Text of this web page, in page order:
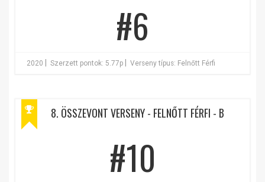
#6
2020 Szerzett pontok: 5.77p Verseny típus: Felnőtt Férfi
8. ÖSSZEVONT VERSENY - FELNŐTT FÉRFI - B
#10